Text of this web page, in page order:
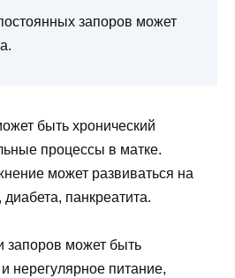
запоров может
быть хронический
процессы в матке.
может развиваться на
панкреатита.
запоров может быть
нерегулярное питание,